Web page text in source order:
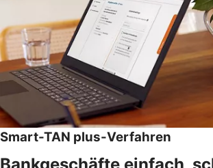
Smart-TAN plus-Verfahren
Bankgeschäfte einfach,